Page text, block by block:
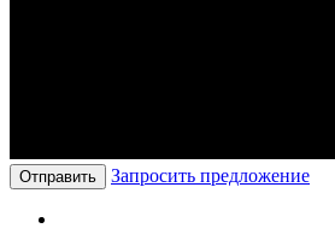
Отправить Запросить предложение